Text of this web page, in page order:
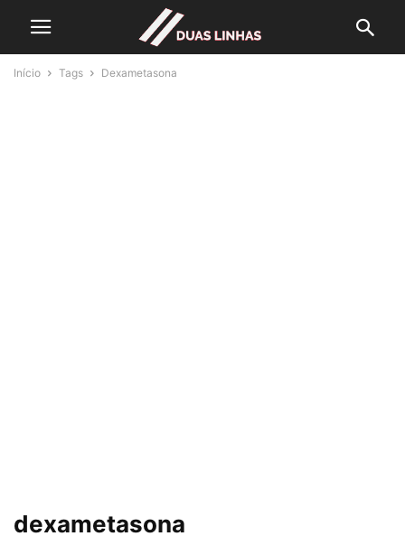
Início Tags Dexametasona
dexametasona